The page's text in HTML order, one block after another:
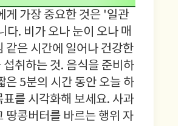
게 가장 중요한 것은 '일관
다. 비가 오나 눈이 오나 매
같은 시간에 일어나 건강한
섭취하는 것. 음식을 준비하
은 5분의 시간 동안 오늘 하
표를 시각화해 보세요. 사과
땅콩버터를 바르는 행위 자